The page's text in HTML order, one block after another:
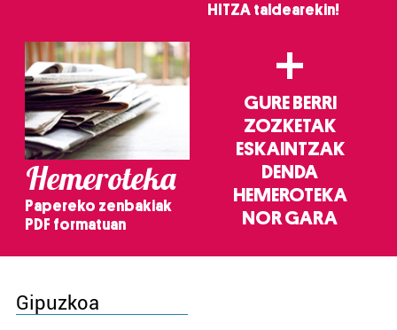
HITZA taldearekin!
Hemeroteka
Papereko zenbakiak
PDF formatuan
+
GURE BERRI
ZOZKETAK
ESKAINTZAK
DENDA
HEMEROTEKA
NOR GARA
Gipuzkoa